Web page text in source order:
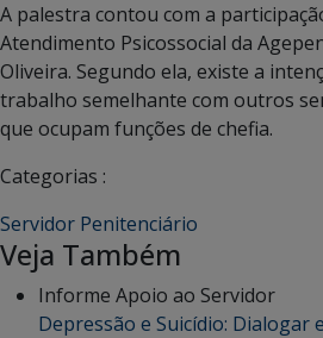
A palestra contou com a
Atendimento Psicossocial da
Oliveira. Segundo ela, existe a
trabalho semelhante com outros
que ocupam funções de chefia.
Categorias :
Servidor Penitenciário
Veja Também
Informe Apoio ao Servidor
Depressão e Suicídio: Dialogar